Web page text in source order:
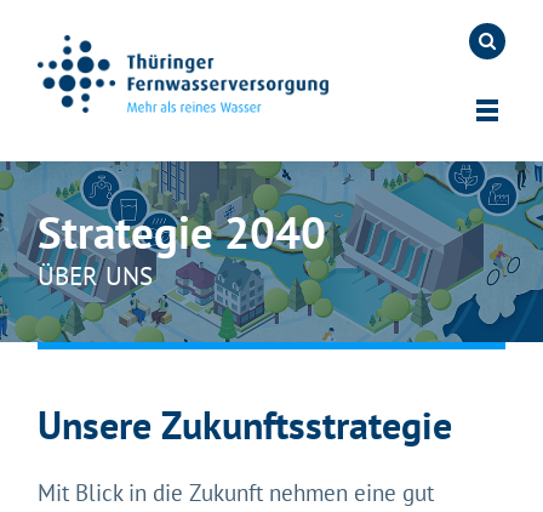
Strategie 2040
ÜBER UNS
Unsere Zukunftsstrategie
Mit Blick in die Zukunft nehmen eine gut